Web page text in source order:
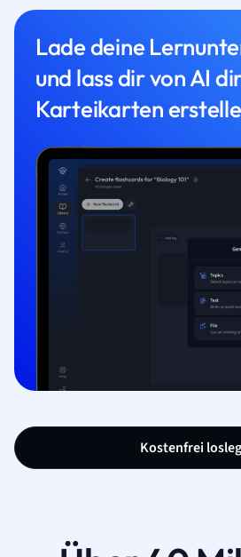
Lade deine
und lass dir von AI
Karteikarten
Kostenfrei